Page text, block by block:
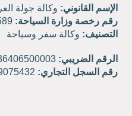
الإسم القانوني: وكالة جولة
رقم رخصة وزارة السياحة:
التصنيف: وكالة سفر وسياحة
الرقم الضريبي:
رقم السجل التجاري: